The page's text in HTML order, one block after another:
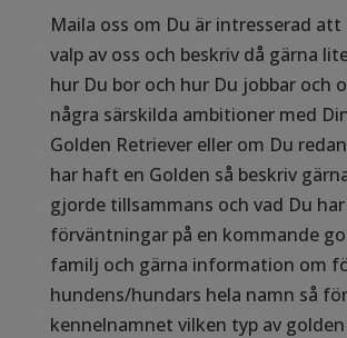
Maila oss om Du är intresserad att
valp av oss och beskriv då gärna
hur Du bor och hur Du jobbar och
några särskilda ambitioner med
Golden Retriever eller om Du
har haft en Golden så beskriv
gjorde tillsammans och vad Du
förväntningar på en kommande
familj och gärna information om
hundens/hundars hela namn så
kennelnamnet vilken typ av